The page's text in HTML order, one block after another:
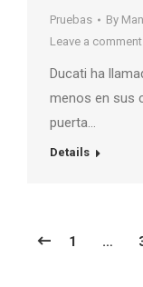
Pruebas By
Leave a comment
Ducati ha
menos en sus
puerta…
Details
1 …